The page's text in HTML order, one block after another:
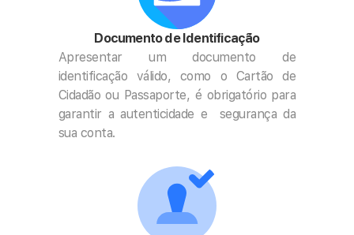
Documento de Identificação
Apresentar um documento de
identificação válido, como o Cartão de
Cidadão ou Passaporte, é obrigatório para
garantir a autenticidade e  segurança da
sua conta.